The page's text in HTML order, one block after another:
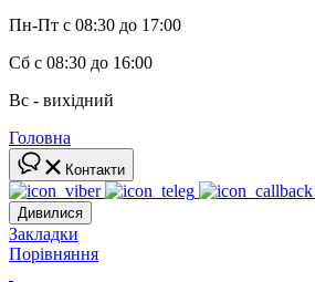
Пн-Пт с 08:30 до 17:00
Сб с 08:30 до 16:00
Вс - вихідний
Головна
Контакти
Дивилися
Закладки
Порівняння